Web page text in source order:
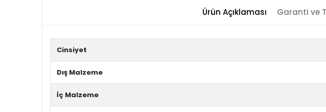
Ürün Açıklaması Garanti ve
Cinsiyet
Dış Malzeme
İç Malzeme